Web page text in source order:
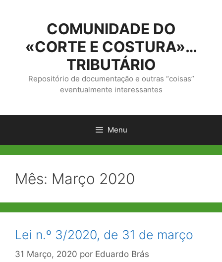
conteúdo
COMUNIDADE DO
«CORTE E COSTURA»…
TRIBUTÁRIO
Repositório de documentação e outras “coisas”
eventualmente interessantes
Menu
Mês: Março 2020
Lei n.º 3/2020, de 31 de março
31 Março, 2020 por Eduardo Brás